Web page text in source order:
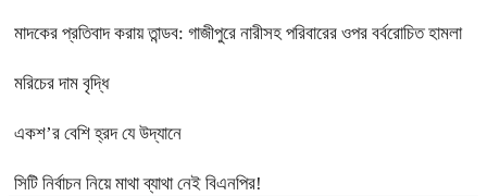
মাদকের প্রতিবাদ করায় তান্ডব: গাজীপুরে নারীসহ পরিবারের ওপর বর্বরোচিত হামলা
মরিচের দাম বৃদ্ধি
একশ’র বেশি হ্রদ যে উদ্যানে
সিটি নির্বাচন নিয়ে মাথা ব্যাথা নেই বিএনপির!